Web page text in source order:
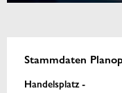
Stammdaten
Handelsplatz -